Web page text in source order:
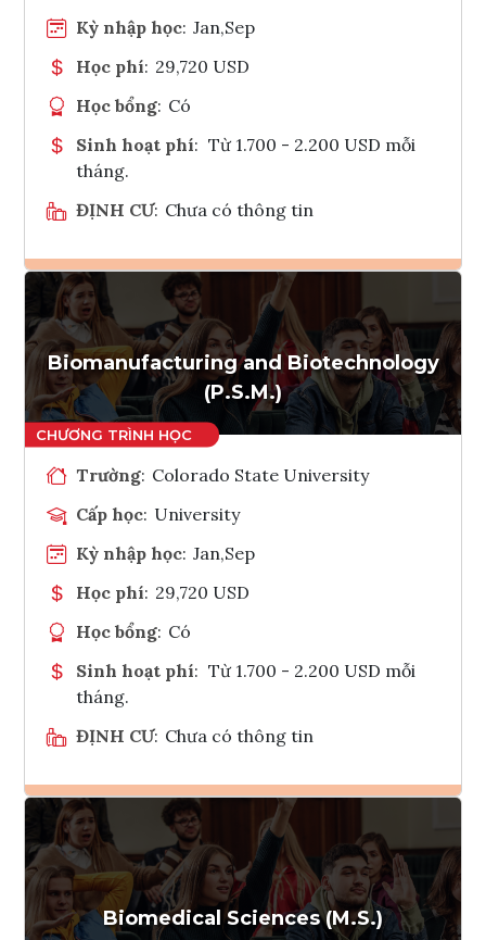
Kỳ nhập học: Jan,Sep
Học phí: 29,720 USD
Học bổng: Có
Sinh hoạt phí: Từ 1.700 - 2.200 USD mỗi
tháng.
ĐỊNH CƯ: Chưa có thông tin
Ghi danh
Tham vấn Interlink
Biomanufacturing and Biotechnology
(P.S.M.)
Trường: Colorado State University
Cấp học: University
Kỳ nhập học: Jan,Sep
Học phí: 29,720 USD
Học bổng: Có
Sinh hoạt phí: Từ 1.700 - 2.200 USD mỗi
tháng.
ĐỊNH CƯ: Chưa có thông tin
Ghi danh
Tham vấn Interlink
Biomedical Sciences (M.S.)